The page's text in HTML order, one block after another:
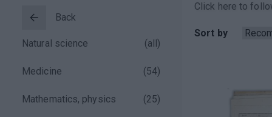
Taxonomy
block
Back
Natural science (all)
Medicine (54)
Mathematics, physics (25)
Click here to
Sort by